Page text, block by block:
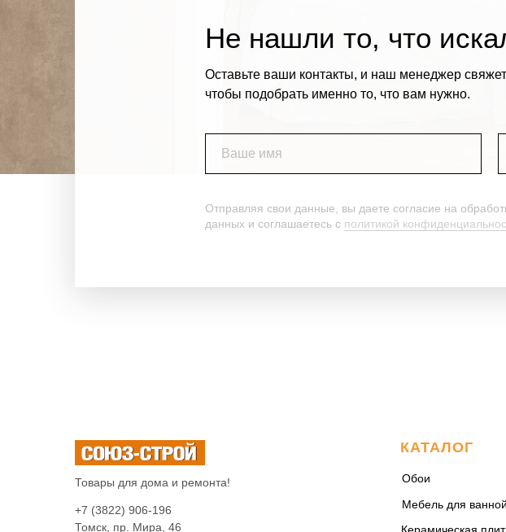
Ваше имя
Не нашли то, что
Оставьте ваши контакты, и наш менеджер
чтобы подобрать именно то, что вам нужно.
Отправляя свои данные, вы даете согласие на
данных и соглашаетесь c политикой
КАТАЛОГ
Товары для дома и ремонта!
Обои
Мебель для
+7 (3822) 906-196
Томск, пр. Мира, 46
Керамическая